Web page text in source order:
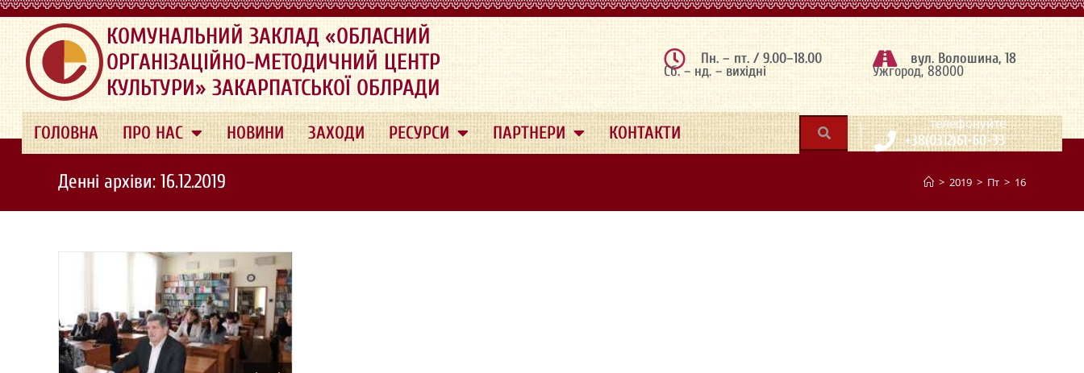
.
КОМУНАЛЬНИЙ ЗАКЛАД «ОБЛАСНИЙ
ОРГАНІЗАЦІЙНО-МЕТОДИЧНИЙ ЦЕНТР
КУЛЬТУРИ» ЗАКАРПАТСЬКОЇ ОБЛРАДИ
Пн. – пт. / 9.00–18.00
Сб. – нд. – вихідні
вул. Волошина, 18
Ужгород, 88000
ГОЛОВНА ПРО НАС НОВИНИ ЗАХОДИ РЕСУРСИ ПАРТНЕРИ КОНТАКТИ | телефонуйте
+38(0312)61-60-33
Денні архіви: 16.12.2019 > 2019 > Пт > 16